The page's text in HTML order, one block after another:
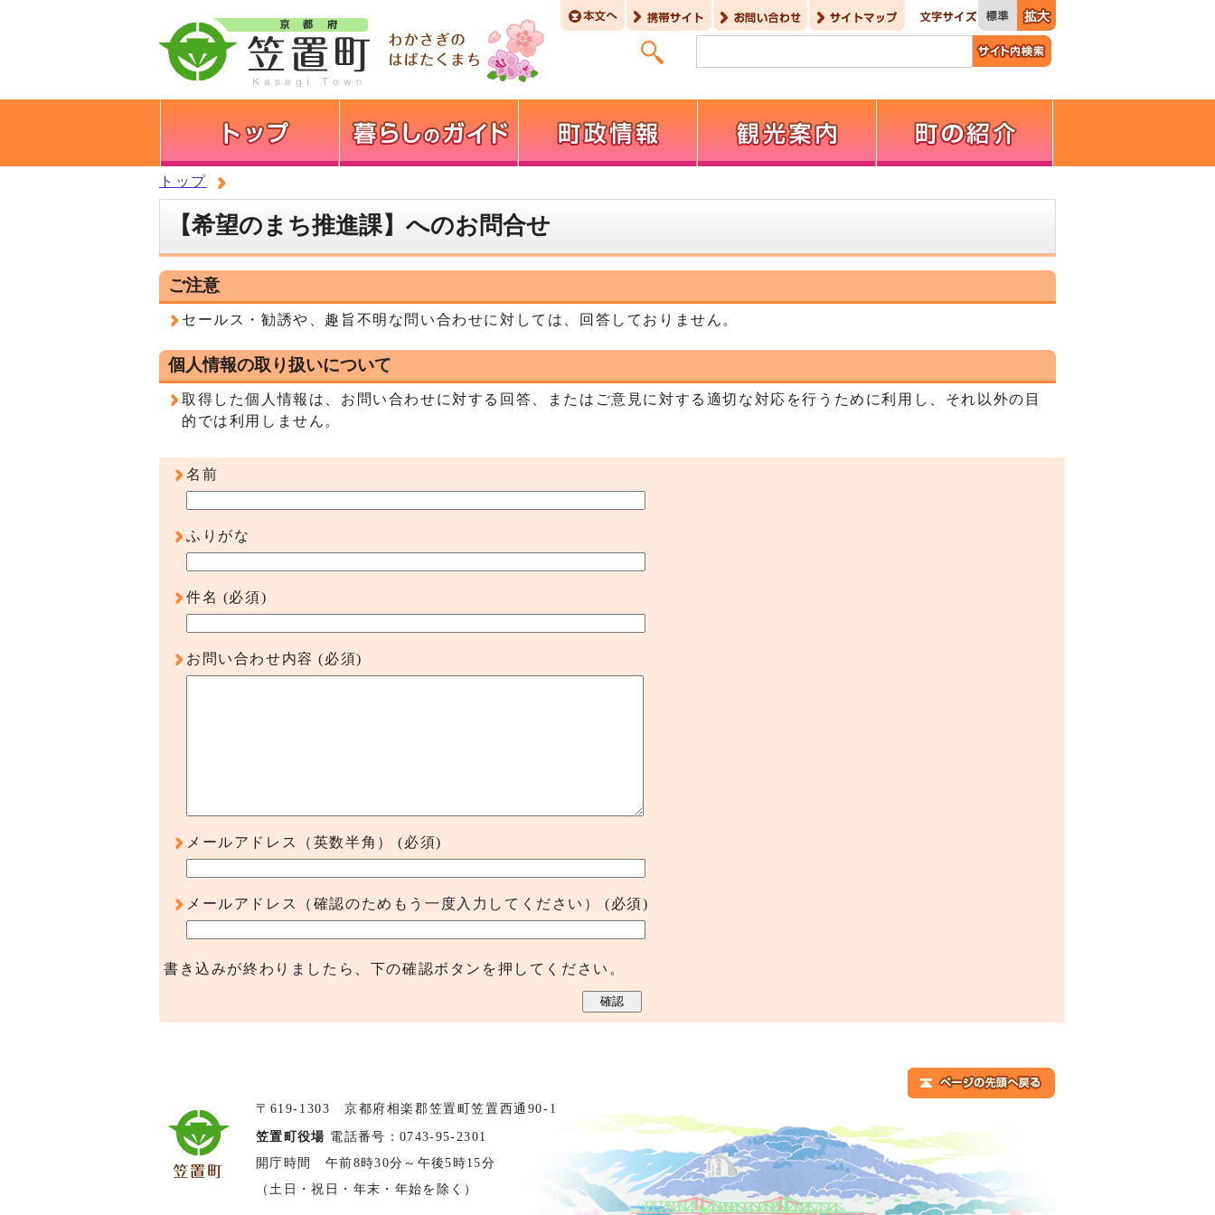
トップ
【希望のまち推進課】へのお問合せ
ご注意
セールス・勧誘や、趣旨不明な問い合わせに対しては、回答しておりません。
個人情報の取り扱いについて
取得した個人情報は、お問い合わせに対する回答、またはご意見に対する適切な対応を行うために利用し、それ以外の目
的では利用しません。
名前
ふりがな
件名 (必須)
お問い合わせ内容 (必須)
メールアドレス（英数半角） (必須)
メールアドレス（確認のためもう一度入力してください） (必須)
書き込みが終わりましたら、下の確認ボタンを押してください。
〒619-1303 京都府相楽郡笠置町笠置西通90-1
笠置町役場 電話番号：0743-95-2301
開庁時間 午前8時30分～午後5時15分
（土日・祝日・年末・年始を除く）